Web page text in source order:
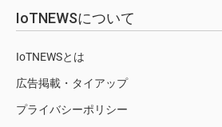
IoTNEWSについて
IoTNEWSとは
広告掲載・タイアップ
プライバシーポリシー